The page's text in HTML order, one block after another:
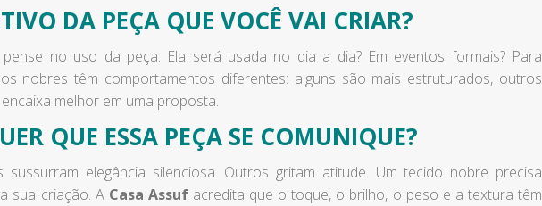
DA PEÇA QUE VOCÊ VAI CRIAR?
no uso da peça. Ela será usada no dia a dia? Em eventos formais? Para
nobres têm comportamentos diferentes: alguns são mais estruturados, outros
melhor em uma proposta.
QUE ESSA PEÇA SE COMUNIQUE?
sussurram elegância silenciosa. Outros gritam atitude. Um tecido nobre precisa
sua criação. A Casa Assuf acredita que o toque, o brilho, o peso e a textura têm